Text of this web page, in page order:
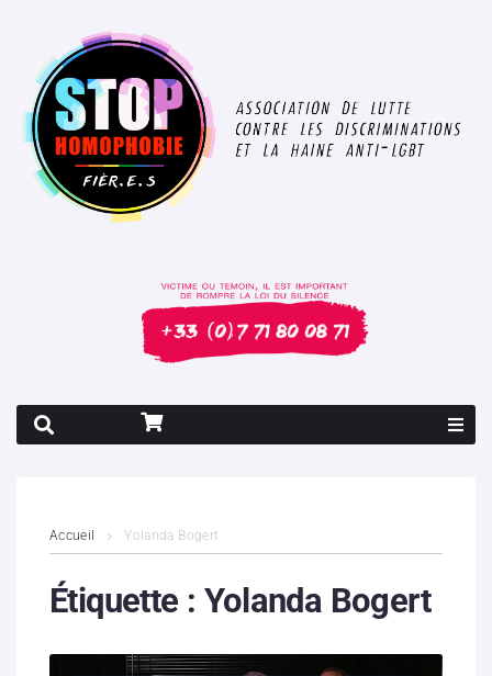
Contenus litigieux
Accueil Yolanda Bogert
Étiquette : Yolanda Bogert